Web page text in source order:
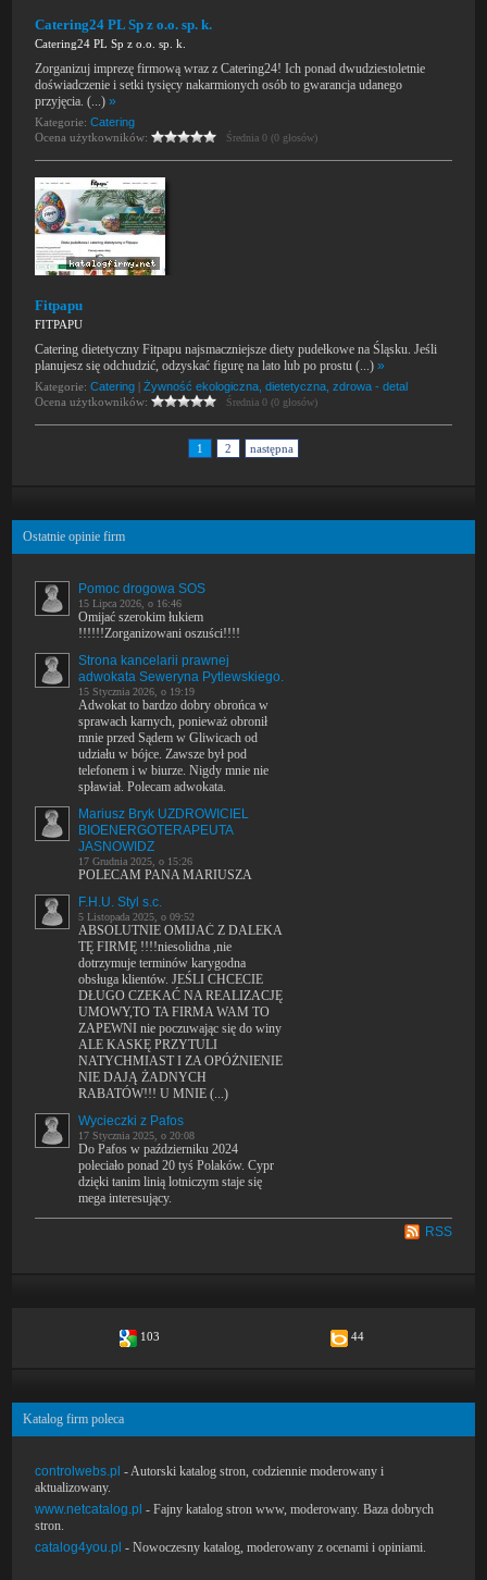
Catering24 PL Sp z o.o. sp. k.
Catering24 PL Sp z o.o. sp. k.
Zorganizuj imprezę firmową wraz z Catering24! Ich ponad dwudziestoletnie
doświadczenie i setki tysięcy nakarmionych osób to gwarancja udanego
przyjęcia. (...)»
Kategorie:Catering
Ocena użytkowników:
Średnia 0 (0 głosów)
Fitpapu
FITPAPU
Catering dietetyczny Fitpapu najsmaczniejsze diety pudełkowe na Śląsku. Jeśli
planujesz się odchudzić, odzyskać figurę na lato lub po prostu (...)»
Kategorie:Catering |Żywność ekologiczna, dietetyczna, zdrowa - detal
Ocena użytkowników:
Średnia 0 (0 głosów)
1 2 następna
Ostatnie opinie firm
Pomoc drogowa SOS
15 Lipca 2026, o 16:46
Omijać szerokim łukiem
!!!!!!Zorganizowani oszuści!!!!
Strona kancelarii prawnej
adwokata Seweryna Pytlewskiego.
15 Stycznia 2026, o 19:19
Adwokat to bardzo dobry obrońca w
sprawach karnych, ponieważ obronił
mnie przed Sądem w Gliwicach od
udziału w bójce. Zawsze był pod
telefonem i w biurze. Nigdy mnie nie
spławiał. Polecam adwokata.
Mariusz Bryk UZDROWICIEL
BIOENERGOTERAPEUTA
JASNOWIDZ
17 Grudnia 2025, o 15:26
POLECAM PANA MARIUSZA
F.H.U. Styl s.c.
5 Listopada 2025, o 09:52
ABSOLUTNIE OMIJAĆ Z DALEKA
TĘ FIRMĘ !!!!niesolidna ,nie
dotrzymuje terminów karygodna
obsługa klientów. JEŚLI CHCECIE
DŁUGO CZEKAĆ NA REALIZACJĘ
UMOWY,TO TA FIRMA WAM TO
ZAPEWNI nie poczuwając się do winy
ALE KASKĘ PRZYTULI
NATYCHMIAST I ZA OPÓŻNIENIE
NIE DAJĄ ŻADNYCH
RABATÓW!!! U MNIE (...)
Wycieczki z Pafos
17 Stycznia 2025, o 20:08
Do Pafos w październiku 2024
poleciało ponad 20 tyś Polaków. Cypr
dzięki tanim linią lotniczym staje się
mega interesujący.
RSS
103 44
Katalog firm poleca
controlwebs.pl - Autorski katalog stron, codziennie moderowany i
aktualizowany.
www.netcatalog.pl - Fajny katalog stron www, moderowany. Baza dobrych
stron.
catalog4you.pl - Nowoczesny katalog, moderowany z ocenami i opiniami.